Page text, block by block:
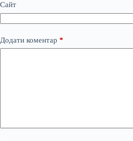
Сайт
Додати коментар *